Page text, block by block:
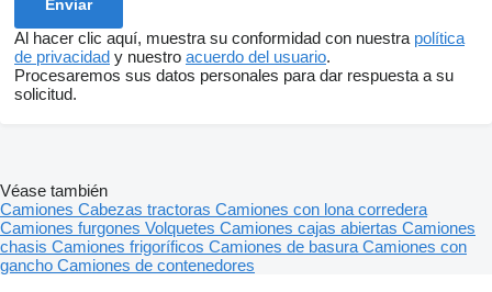
Al hacer clic aquí, muestra su conformidad con nuestra política
de privacidad y nuestro acuerdo del usuario.
Procesaremos sus datos personales para dar respuesta a su
solicitud.
Véase también
Camiones Cabezas tractoras Camiones con lona corredera
Camiones furgones Volquetes Camiones cajas abiertas Camiones
chasis Camiones frigoríficos Camiones de basura Camiones con
gancho Camiones de contenedores